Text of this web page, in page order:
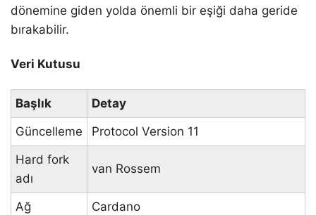
dönemine giden yolda önemli bir eşiği daha geride
bırakabilir.
Veri Kutusu
Başlık
Detay
Güncelleme
Protocol Version 11
Hard fork
adı
van Rossem
Ağ
Cardano